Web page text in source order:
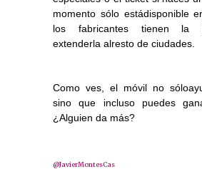
momento sólo estádisponible
los fabricantes tienen la
extenderla alresto de ciudades.
Como ves, el móvil no
sino que incluso puedes
¿Alguien da más?
@JavierMontesCas